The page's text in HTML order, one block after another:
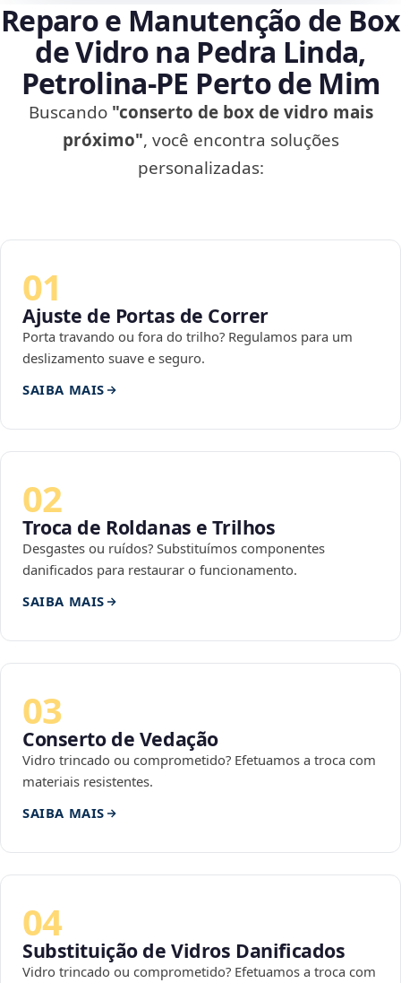
Reparo e Manutenção de Box
de Vidro na Pedra Linda,
Petrolina‑PE Perto de Mim
Buscando "conserto de box de vidro mais
próximo", você encontra soluções
personalizadas:
01
Ajuste de Portas de Correr
Porta travando ou fora do trilho? Regulamos para um
deslizamento suave e seguro.
SAIBA MAIS
02
Troca de Roldanas e Trilhos
Desgastes ou ruídos? Substituímos componentes
danificados para restaurar o funcionamento.
SAIBA MAIS
03
Conserto de Vedação
Vidro trincado ou comprometido? Efetuamos a troca com
materiais resistentes.
SAIBA MAIS
04
Substituição de Vidros Danificados
Vidro trincado ou comprometido? Efetuamos a troca com